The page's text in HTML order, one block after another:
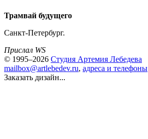
Трамвай будущего
Санкт-Петербург.
Прислал WS
© 1995–2026 Студия Артемия Лебедева
mailbox@artlebedev.ru, адреса и телефоны
Заказать дизайн...